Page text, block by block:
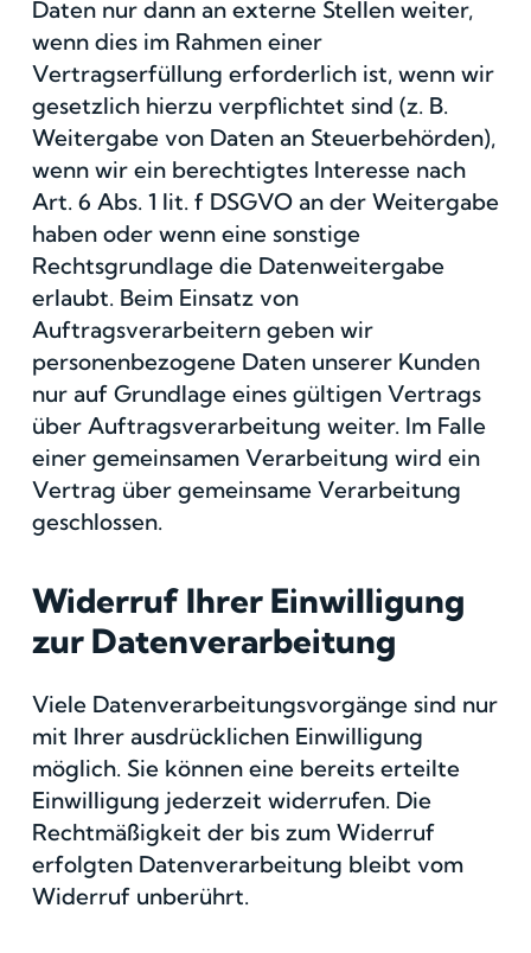
Daten nur dann an externe Stellen weiter,
wenn dies im Rahmen einer
Vertragserfüllung erforderlich ist, wenn wir
gesetzlich hierzu verpflichtet sind (z. B.
Weitergabe von Daten an Steuerbehörden),
wenn wir ein berechtigtes Interesse nach
Art. 6 Abs. 1 lit. f DSGVO an der Weitergabe
haben oder wenn eine sonstige
Rechtsgrundlage die Datenweitergabe
erlaubt. Beim Einsatz von
Auftragsverarbeitern geben wir
personenbezogene Daten unserer Kunden
nur auf Grundlage eines gültigen Vertrags
über Auftragsverarbeitung weiter. Im Falle
einer gemeinsamen Verarbeitung wird ein
Vertrag über gemeinsame Verarbeitung
geschlossen.
Widerruf Ihrer Einwilligung
zur Datenverarbeitung
Viele Datenverarbeitungsvorgänge sind nur
mit Ihrer ausdrücklichen Einwilligung
möglich. Sie können eine bereits erteilte
Einwilligung jederzeit widerrufen. Die
Rechtmäßigkeit der bis zum Widerruf
erfolgten Datenverarbeitung bleibt vom
Widerruf unberührt.